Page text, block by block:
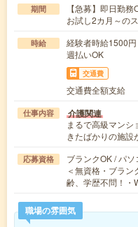
期間
【急募】即日勤
お試し2カ月～の
時給
経験者時給1500
週払いOK
交通費
交通費全額支給
仕事内容 介護関連
まるで高級マン
きたばかりの施
応募資格
ブランクOK / パ
＜無資格・ブラ
齢、学歴不問！
職場の雰囲気